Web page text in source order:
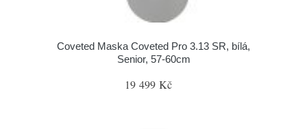
Coveted Maska Coveted Pro 3.13 SR, bílá,
Senior, 57-60cm
19 499 Kč